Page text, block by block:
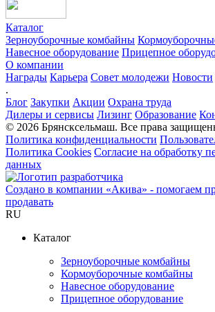
Каталог
Зерноуборочные комбайны
Навесное оборудование Прицепное
О компании
Награды Карьера Совет молодежи Новости
.
Блог Закупки Акции Охрана труда
Дилеры и сервисы Лизинг Образование
© 2026 Брянсксельмаш. Все права
Политика конфиденциальности
Политика Cookies Согласие на обработку
данных
Создано в компании «Акива» - помогаем
продавать
RU
Каталог
Зерноуборочные комбайны
Кормоуборочные комбайны
Навесное оборудование
Прицепное оборудование